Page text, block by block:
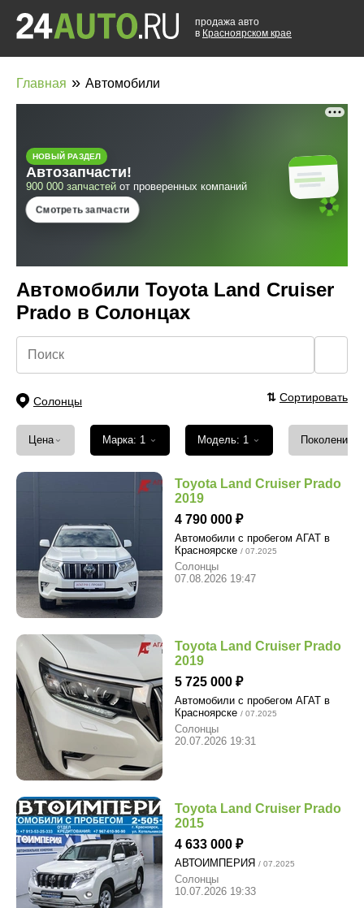
продажа авто
в Красноярском крае
Главная » Автомобили
Автомобили Toyota Land Cruiser
Prado в Солонцах
Солонцы ⇅ Сортировать
Цена ⌄ Марка: 1 ⌄ Модель: 1 ⌄ Поколение
Toyota Land Cruiser Prado
2019
4 790 000
Автомобили с пробегом АГАТ в
Красноярске / 07.2025
Солонцы
07.08.2026 19:47
Toyota Land Cruiser Prado
2019
5 725 000
Автомобили с пробегом АГАТ в
Красноярске / 07.2025
Солонцы
20.07.2026 19:31
Toyota Land Cruiser Prado
2015
4 633 000
АВТОИМПЕРИЯ / 07.2025
Солонцы
10.07.2026 19:33